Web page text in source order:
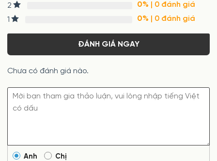
2
0% | 0 đánh giá
1
0% | 0 đánh giá
ĐÁNH GIÁ NGAY
Chưa có đánh giá nào.
Anh Chị